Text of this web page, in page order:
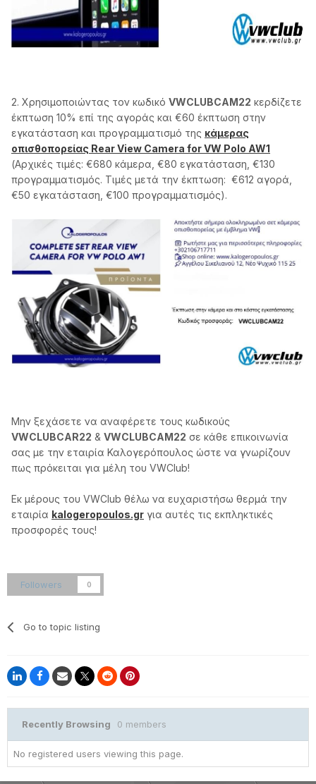
2. Χρησιμοποιώντας τον κωδικό VWCLUBCAM22 κερδίζετε
έκπτωση 10% επί της αγοράς και €60 έκπτωση στην
εγκατάσταση και προγραμματισμό της κάμερας
οπισθοπορείας Rear View Camera for VW Polo AW1
(Αρχικές τιμές: €680 κάμερα, €80 εγκατάσταση, €130
προγραμματισμός. Τιμές μετά την έκπτωση: €612 αγορά,
€50 εγκατάσταση, €100 προγραμματισμός).
Μην ξεχάσετε να αναφέρετε τους κωδικούς
VWCLUBCAR22 & VWCLUBCAM22 σε κάθε επικοινωνία
σας με την εταιρία Καλογερόπουλος ώστε να γνωρίζουν
πως πρόκειται για μέλη του VWClub!
Εκ μέρους του VWClub θέλω να ευχαριστήσω θερμά την
εταιρία kalogeropoulos.gr για αυτές τις εκπληκτικές
προσφορές τους!
Followers 0
Go to topic listing
Recently Browsing 0 members
No registered users viewing this page.